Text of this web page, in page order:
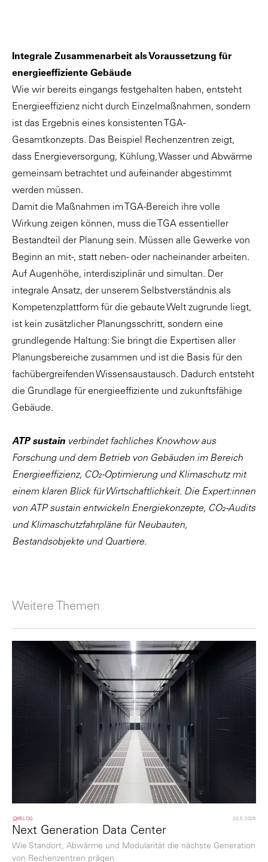
Integrale Zusammenarbeit als Voraussetzung für
energieeffiziente Gebäude
Wie wir bereits eingangs festgehalten haben, entsteht
Energieeffizienz nicht durch Einzelmaßnahmen, sondern
ist das Ergebnis eines konsistenten TGA-
Gesamtkonzepts. Das Beispiel Rechenzentren zeigt,
dass Energieversorgung, Kühlung, Wasser und Abwärme
gemeinsam betrachtet und aufeinander abgestimmt
werden müssen.
Damit die Maßnahmen im TGA-Bereich ihre volle
Wirkung zeigen können, muss die TGA essentieller
Bestandteil der Planung sein. Müssen alle Gewerke von
Beginn an mit-, statt neben- oder nacheinander arbeiten.
Auf Augenhöhe, interdisziplinär und simultan. Der
integrale Ansatz, der unserem Selbstverständnis als
Kompetenzplattform für die gebaute Welt zugrunde liegt,
ist kein zusätzlicher Planungsschritt, sondern eine
grundlegende Haltung: Sie bringt die Expertisen aller
Planungsbereiche zusammen und ist die Basis für den
fachübergreifenden Wissensaustausch. Dadurch entsteht
die Grundlage für energieeffiziente und zukunftsfähige
Gebäude.
ATP sustain verbindet fachliches Knowhow aus
Forschung und dem Betrieb von Gebäuden im Bereich
Energieeffizienz, CO₂-Optimierung und Klimaschutz mit
einem klaren Blick für Wirtschaftlichkeit. Die Expert:innen
von ATP sustain entwickeln Energiekonzepte, CO₂-Audits
und Klimaschutzfahrpläne für Neubauten,
Bestandsobjekte und Quartiere.
Weitere Themen
BLOG 20.5.2026
Next Generation Data Center
Wie Standort, Abwärme und Modularität die nächste Generation
von Rechenzentren prägen